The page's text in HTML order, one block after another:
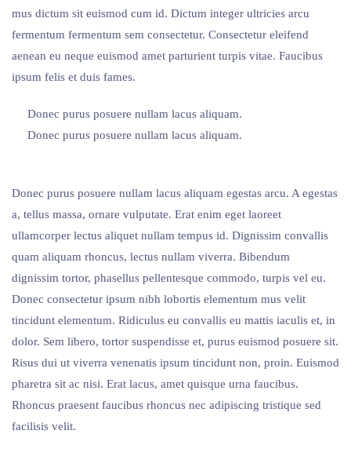
mus dictum sit euismod cum id. Dictum integer ultricies arcu
fermentum fermentum sem consectetur. Consectetur eleifend
aenean eu neque euismod amet parturient turpis vitae. Faucibus
ipsum felis et duis fames.
Donec purus posuere nullam lacus aliquam.
Donec purus posuere nullam lacus aliquam.
Donec purus posuere nullam lacus aliquam egestas arcu. A egestas
a, tellus massa, ornare vulputate. Erat enim eget laoreet
ullamcorper lectus aliquet nullam tempus id. Dignissim convallis
quam aliquam rhoncus, lectus nullam viverra. Bibendum
dignissim tortor, phasellus pellentesque commodo, turpis vel eu.
Donec consectetur ipsum nibh lobortis elementum mus velit
tincidunt elementum. Ridiculus eu convallis eu mattis iaculis et, in
dolor. Sem libero, tortor suspendisse et, purus euismod posuere sit.
Risus dui ut viverra venenatis ipsum tincidunt non, proin. Euismod
pharetra sit ac nisi. Erat lacus, amet quisque urna faucibus.
Rhoncus praesent faucibus rhoncus nec adipiscing tristique sed
facilisis velit.